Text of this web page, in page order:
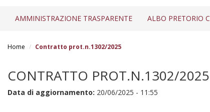
AMMINISTRAZIONE TRASPARENTE ALBO PRETORIO
Home Contratto prot.n.1302/2025
CONTRATTO PROT.N.1302/2025
Data di aggiornamento: 20/06/2025 - 11:55